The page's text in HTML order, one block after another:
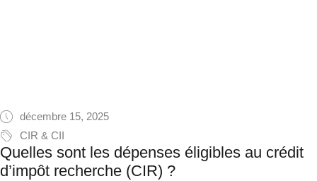
décembre 15, 2025
CIR & CII
Quelles sont les dépenses éligibles au crédit
d’impôt recherche (CIR) ?